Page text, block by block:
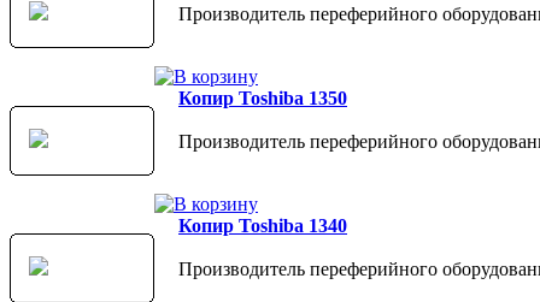
Производитель переферийного
Копир Toshiba 1350
Производитель переферийного
Копир Toshiba 1340
Производитель переферийного